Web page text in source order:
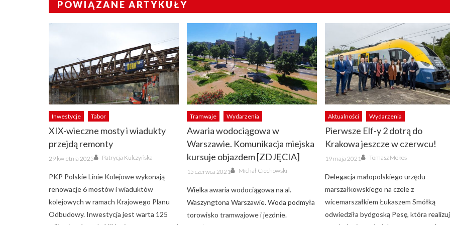
POWIĄZANE ARTYKUŁY
Inwestycje Tabor
XIX-wieczne mosty i wiadukty
przejdą remonty
Posted
on
29 kwietnia 2025 Author
Patrycja Kulczyńska
PKP Polskie Linie Kolejowe wykonają
renowacje 6 mostów i wiaduktów
kolejowych w ramach Krajowego Planu
Odbudowy. Inwestycja jest warta 125
Tramwaje Wydarzenia
Awaria wodociągowa w
Warszawie. Komunikacja miejska
kursuje objazdem [ZDJĘCIA]
Posted
on
15 czerwca 2021 Author
Michał Ciechowski
Wielka awaria wodociągowa na al.
Waszyngtona Warszawie. Woda podmyła
torowisko tramwajowe i jezdnie.
Aktualności Wydarzenia
Pierwsze Elf-y 2 dotrą do
Krakowa jeszcze w czerwcu!
Posted
on
19 maja 2021 Author
Tomasz Mokos
Delegacja małopolskiego urzędu
marszałkowskiego na czele z
wicemarszałkiem Łukaszem Smółką
odwiedziła bydgoską Pesę, która